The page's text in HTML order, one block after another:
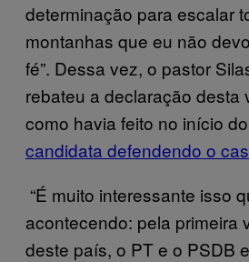
determinação para escalar
montanhas que eu não
fé”. Dessa vez, o pastor
rebateu a declaração desta
como havia feito no início
candidata defendendo o
“É muito interessante isso
acontecendo: pela primeira
deste país, o PT e o PSDB